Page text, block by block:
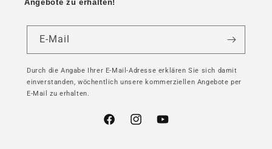
Angebote zu erhalten!
E-Mail
Durch die Angabe Ihrer E-Mail-Adresse erklären Sie sich damit
einverstanden, wöchentlich unsere kommerziellen Angebote per
E-Mail zu erhalten.
FacebookInstagramYouTube